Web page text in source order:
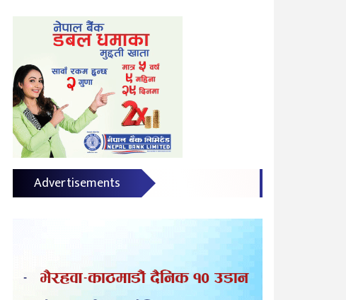
Advertisements